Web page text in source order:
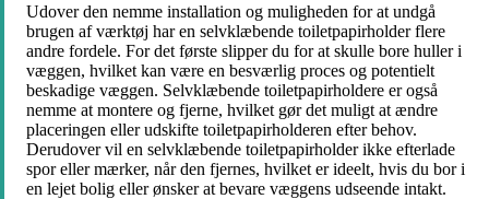
Udover den nemme installation og muligheden for at undgå
brugen af værktøj har en selvklæbende toiletpapirholder flere
andre fordele. For det første slipper du for at skulle bore huller i
væggen, hvilket kan være en besværlig proces og potentielt
beskadige væggen. Selvklæbende toiletpapirholdere er også
nemme at montere og fjerne, hvilket gør det muligt at ændre
placeringen eller udskifte toiletpapirholderen efter behov.
Derudover vil en selvklæbende toiletpapirholder ikke efterlade
spor eller mærker, når den fjernes, hvilket er ideelt, hvis du bor i
en lejet bolig eller ønsker at bevare væggens udseende intakt.